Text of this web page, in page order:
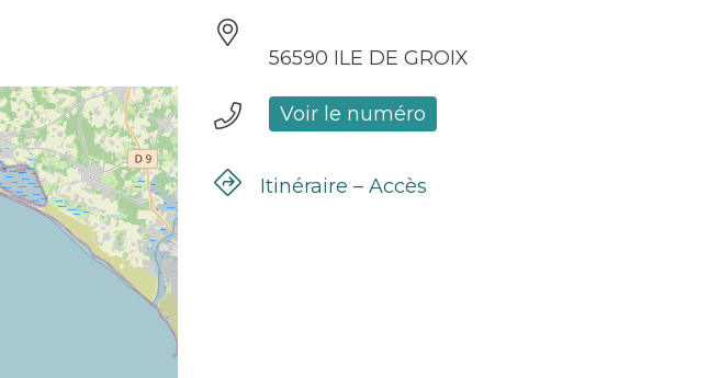
56590 ILE DE GROIX
Voir le numéro
Itinéraire – Accès